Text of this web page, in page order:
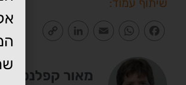
שיתוף עמוד:
Facebook
WhatsApp
Email
LinkedIn
מאור קפלנסקי